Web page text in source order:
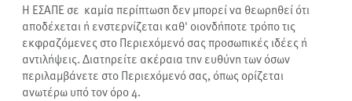
Η ΕΣΑΠΕ σε καμία περίπτωση δεν μπορεί να θεωρηθεί ότι
αποδέχεται ή ενστερνίζεται καθ' οιονδήποτε τρόπο τις
εκφραζόμενες στο Περιεχόμενό σας προσωπικές ιδέες ή
αντιλήψεις. Διατηρείτε ακέραια την ευθύνη των όσων
περιλαμβάνετε στο Περιεχόμενό σας, όπως ορίζεται
ανωτέρω υπό τον όρο 4.